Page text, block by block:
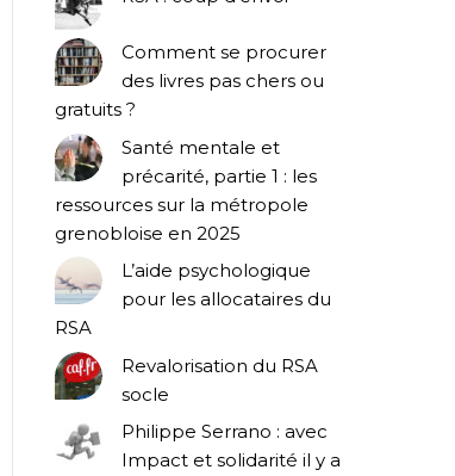
Comment se procurer
des livres pas chers ou
gratuits ?
Santé mentale et
précarité, partie 1 : les
ressources sur la métropole
grenobloise en 2025
L’aide psychologique
pour les allocataires du
RSA
Revalorisation du RSA
socle
Philippe Serrano : avec
Impact et solidarité il y a